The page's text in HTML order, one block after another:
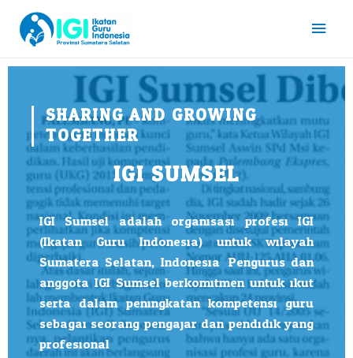
SHARING AND GROWING
TOGETHER
IGI SUMSEL
IGI Sumsel adalah organisasi profesi IGI
(Ikatan Guru Indonesia) untuk wilayah
Sumatera Selatan, Indonesia. Pengurus dan
anggota IGI Sumsel berkomitmen untuk ikut
serta dalam peningkatan kompetensi guru
sebagai seorang pengajar dan pendidik yang
profesional.